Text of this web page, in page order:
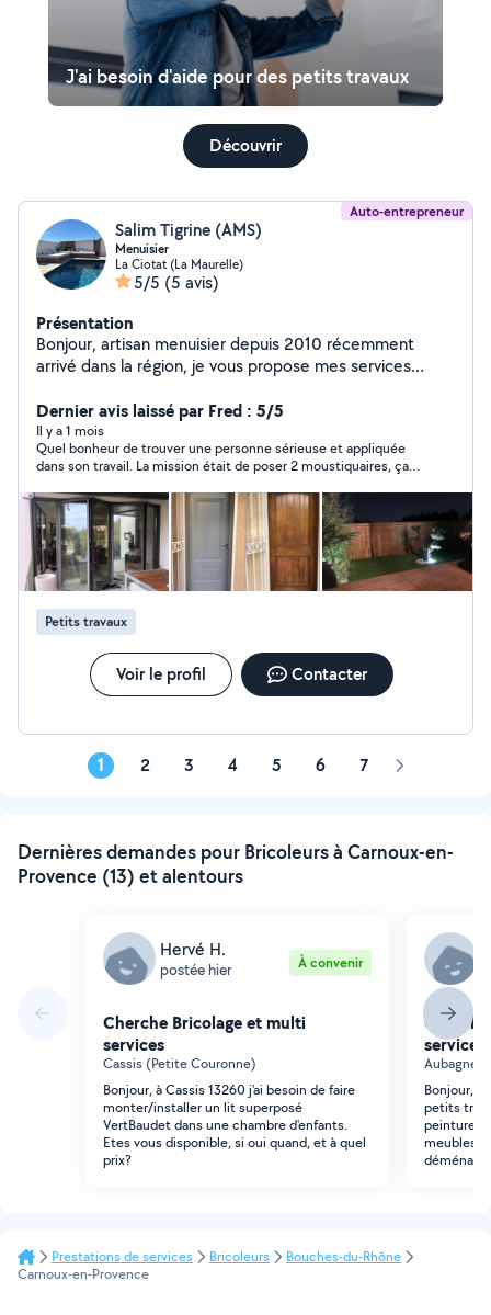
J'ai besoin d'aide pour des petits travaux
Découvrir
Auto-entrepreneur
Salim Tigrine (AMS)
Menuisier
La Ciotat (La Maurelle)
5/5 (5 avis)
Présentation
Bonjour, artisan menuisier depuis 2010 récemment
arrivé dans la région, je vous propose mes services
terrasse.secteur (13) et (34) Assurance décennale.
Dernier avis laissé par Fred : 5/5
Il y a 1 mois
Quel bonheur de trouver une personne sérieuse et appliquée
dans son travail. La mission était de poser 2 moustiquaires, ça a
personne. Vous pouvez faire appel à lui les yeux fermés.
Petits travaux
Voir le profil Contacter
1 2 3 4 5 6 7 Page
Dernières demandes pour Bricoleurs à Carnoux-en-
Provence (13) et alentours
Hervé H.
postée hier À convenir
Cherche Bricolage et multi
services
Cassis (Petite Couronne)
Bonjour, à Cassis 13260 j'ai besoin de faire
monter/installer un lit superposé
VertBaudet dans une chambre d'enfants.
Etes vous disponible, si oui quand, et à quel
prix?
services
Aubagne
Bonjour,
petits
peinture,
meubles
Prestations de services Bricoleurs
Bouches-du-Rhône
Carnoux-en-Provence